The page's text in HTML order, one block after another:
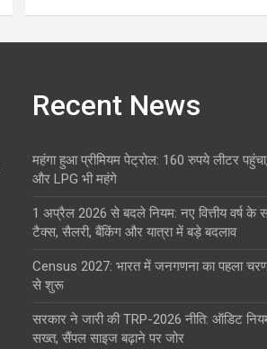
Recent News
महंगा हुआ प्रीमियम पेट्रोल: 160 रुपये लीटर
और LPG भी महंगे
1 अप्रैल 2026 से बदले नियम: नए वित्तीय वर्ष के
टैक्स, सैलरी, बैंकिंग और यात्रा में बड़े बदलाव
Census 2027: भारत में जनगणना का पहला
से शुरू
सरकार ने जारी की TRP-2026 नीति: ऑडिट
सख्त, सैंपल साइज बढ़ाने पर जोर